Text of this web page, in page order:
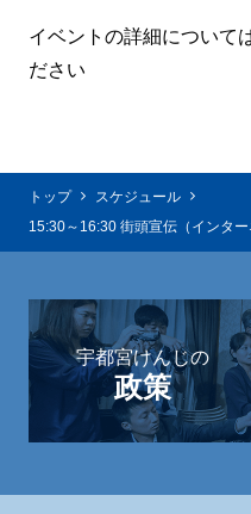
イベントの詳細について
ださい
トップ
スケジュール
15:30～16:30 街頭宣伝（インター
宇都宮けんじの
政策